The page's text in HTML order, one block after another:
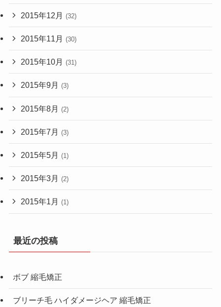
2015年12月 (32)
2015年11月 (30)
2015年10月 (31)
2015年9月 (3)
2015年8月 (2)
2015年7月 (3)
2015年5月 (1)
2015年3月 (2)
2015年1月 (1)
最近の投稿
ボブ 縮毛矯正
ブリーチ毛 ハイダメージヘア 縮毛矯正